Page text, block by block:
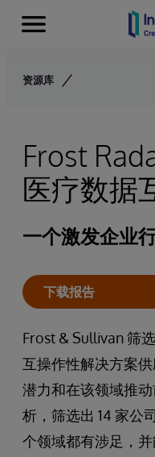
Skip to content
Menu
资源库
Frost
医疗数据
一个激发企业
下载报告
Frost & Sullivan 筛
互操作性解决方案
潜力和在该领域推
析，筛选出 14 家公
个领域都有涉足，